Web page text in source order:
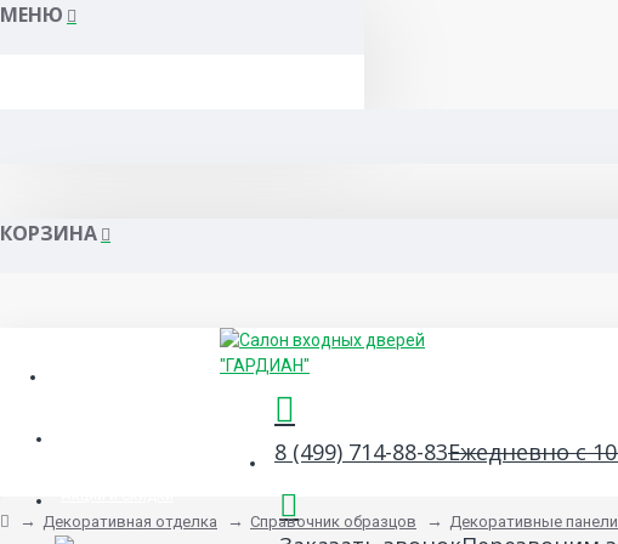
МЕНЮ
КОРЗИНА
8 (499) 714-88-83Ежедневно с
Декоративная отделка Справочник образцов Декоративные панели